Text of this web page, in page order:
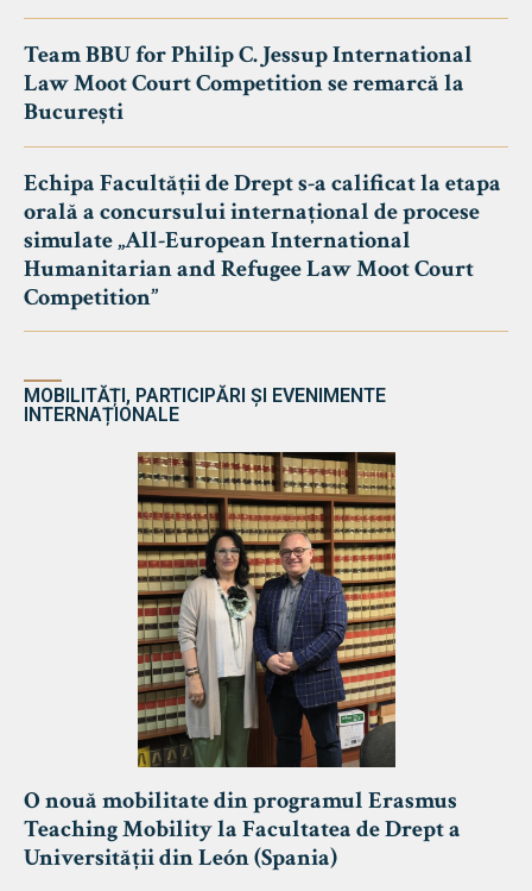
Team BBU for Philip C. Jessup International
Law Moot Court Competition se remarcă la
București
Echipa Facultății de Drept s-a calificat la etapa
orală a concursului internațional de procese
simulate „All-European International
Humanitarian and Refugee Law Moot Court
Competition”
MOBILITĂȚI, PARTICIPĂRI ȘI EVENIMENTE
INTERNAȚIONALE
O nouă mobilitate din programul Erasmus
Teaching Mobility la Facultatea de Drept a
Universității din León (Spania)